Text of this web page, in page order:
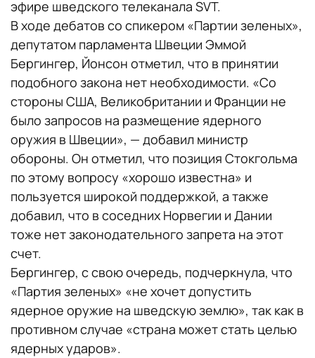
эфире шведского телеканала SVT.
В ходе дебатов со спикером «Партии зеленых»,
депутатом парламента Швеции Эммой
Бергингер, Йонсон отметил, что в принятии
подобного закона нет необходимости. «Со
стороны США, Великобритании и Франции не
было запросов на размещение ядерного
оружия в Швеции», — добавил министр
обороны. Он отметил, что позиция Стокгольма
по этому вопросу «хорошо известна» и
пользуется широкой поддержкой, а также
добавил, что в соседних Норвегии и Дании
тоже нет законодательного запрета на этот
счет.
Бергингер, с свою очередь, подчеркнула, что
«Партия зеленых» «не хочет допустить
ядерное оружие на шведскую землю», так как в
противном случае «страна может стать целью
ядерных ударов».